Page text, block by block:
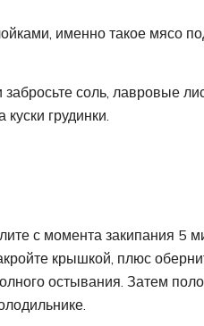
именно такое мясо
соль, лавровые
куски грудинки.
с момента закипания 5
крышкой, плюс
остывания. Затем